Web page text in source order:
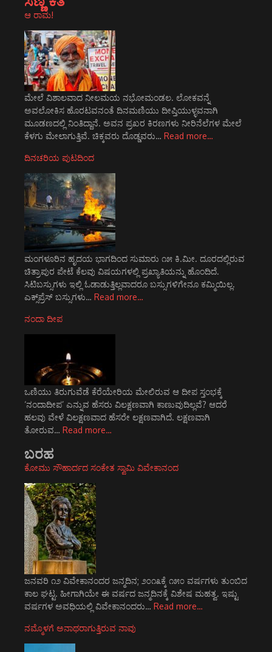
ಆ ರಾಮ!
ಮೇಲೆ ವಿಶಾಲವಾದ ನೀಲಮಯ ನಭೋಮಂಡಲ. ಲೋಕವನ್ನೆ
ಅವಲೋಕಿಸ ಹೊರಟವನಂತೆ ದಿನಮಣಿಯು ದೀಪ್ತಿಯುಳ್ಳವನಾಗಿ
ಮೂಡಣದಲ್ಲಿ ನಿಂತಿದ್ದಾನೆ. ಅವನ ಪ್ರಖರ ಕಿರಣಗಳು ನೀರಿನೆಲೆಗಳ ಮೇಲೆ
ಕೆಳಗು ಮೇಲಾಗುತ್ತಿವೆ. ಚಿಕ್ಕವರು ದೊಡ್ಡವರು… Read more…
ದಿನಚರಿಯ ಪುಟದಿಂದ
ಮಂಗಳೂರಿನ ಹೃದಯ ಭಾಗದಿಂದ ಸುಮಾರು ೧೫ ಕಿ.ಮೀ. ದೂರದಲ್ಲಿರುವ
ಚಿತ್ರಾಪುರ ಪೇಟೆ ಕೆಲವು ವಿಷಯಗಳಲ್ಲಿ ಪ್ರಖ್ಯಾತಿಯನ್ನು ಹೊಂದಿದೆ.
ಸಿಟಿಬಸ್ಸುಗಳು ಇಲ್ಲಿ ಓಡಾಡುತ್ತಿಲ್ಲವಾದರೂ ಬಸ್ಸುಗಳಿಗೇನೂ ಕಮ್ಮಿಯಿಲ್ಲ.
ಎಕ್ಸ್‌ಪ್ರೆಸ್ ಬಸ್ಸುಗಳು… Read more…
ನಂದಾ ದೀಪ
ಒಣಿಯು ತಿರುಗುವೆಡೆ ಕೆರೆಯೇರಿಯ ಮೇಲಿರುವ ಆ ದೀಪ ಸ್ತಂಭಕ್ಕೆ
‘ನಂದಾದೀಪ’ ಎನ್ನುವ ಹೆಸರು ವಿಲಕ್ಷಣವಾಗಿ ಕಾಣುವುದಿಲ್ಲವೆ? ಆದರೆ
ಹಲವು ವೇಳೆ ವಿಲಕ್ಷಣವಾದ ಹೆಸರೇ ಲಕ್ಷಣವಾಗಿದೆ. ಲಕ್ಷಣವಾಗಿ
ತೋರುವ… Read more…
ಬರಹ
ಕೋಮು ಸೌಹಾರ್ದದ ಸಂಕೇತ ಸ್ವಾಮಿ ವಿವೇಕಾನಂದ
ಜನವರಿ ೧೨ ವಿವೇಕಾನಂದರ ಜನ್ಮದಿನ; ೨೦೧೩ಕ್ಕೆ ೧೫೦ ವರ್ಷಗಳು ತುಂಬಿದ
ಕಾಲ ಘಟ್ಟ. ಹೀಗಾಗಿಯೇ ಈ ವರ್ಷದ ಜನ್ಮದಿನಕ್ಕೆ ವಿಶೇಷ ಮಹತ್ವ. ಇಷ್ಟು
ವರ್ಷಗಳ ಅವಧಿಯಲ್ಲಿ ವಿವೇಕಾನಂದರು… Read more…
ನಮ್ಮೊಳಗೆ ಅನಾಥರಾಗುತ್ತಿರುವ ನಾವು